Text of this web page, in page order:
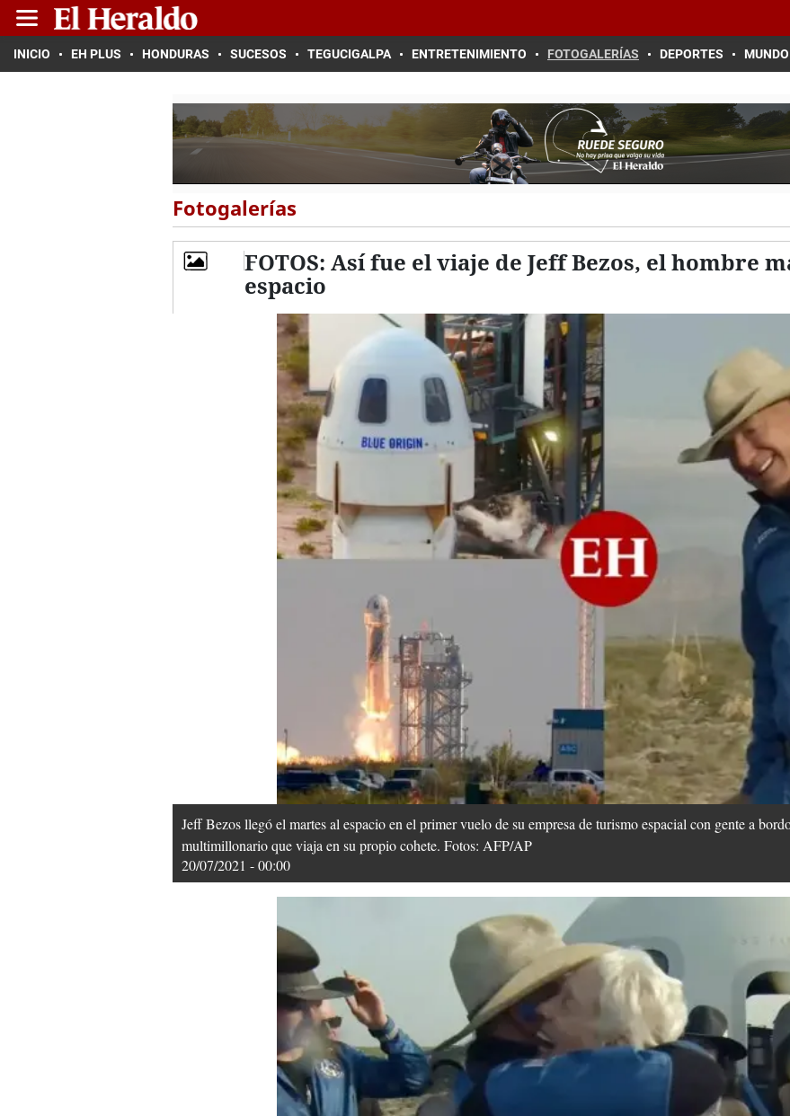
INICIO EH PLUS HONDURAS SUCESOS TEGUCIGALPA ENTRETENIMIENTO FOTOGALERÍAS DEPORTES MUNDO
Fotogalerías
FOTOS: Así fue el viaje de Jeff Bezos, el hombre
espacio
Jeff Bezos llegó el martes al espacio en el primer vuelo de su empresa de turismo espacial con gente a
multimillonario que viaja en su propio cohete. Fotos: AFP/AP
20/07/2021 - 00:00